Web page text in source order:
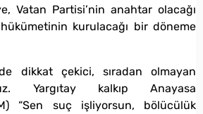
Vatan Partisi’nin anahtar olacağı
kurulacağı bir döneme
dikkat çekici, sıradan olmayan
Yargıtay kalkıp Anayasa
“Sen suç işliyorsun, bölücülük